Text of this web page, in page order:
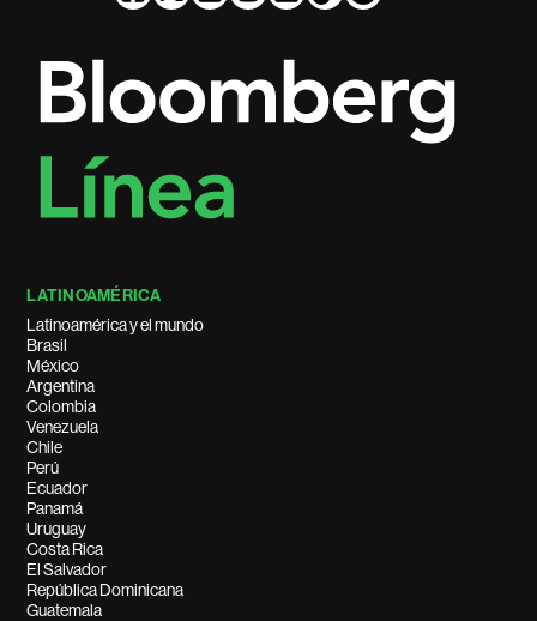
LATINOAMÉRICA
Latinoamérica y el mundo
Brasil
México
Argentina
Colombia
Venezuela
Chile
Perú
Ecuador
Panamá
Uruguay
Costa Rica
El Salvador
República Dominicana
Guatemala